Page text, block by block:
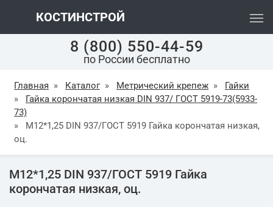
КОСТИНСТРОЙ
8 (800) 550-44-59
по России бесплатно
Главная » Каталог » Метрический крепеж »
Гайки
»
Гайка корончатая низкая DIN 937/ ГОСТ 5919-73(5933-
73)
»
М12*1,25 DIN 937/ГОСТ 5919 Гайка корончатая низкая,
оц.
М12*1,25 DIN 937/ГОСТ 5919 Гайка
корончатая низкая, оц.